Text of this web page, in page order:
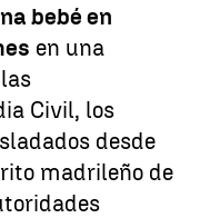
bebé en
en una
Civil, los
desde
madrileño de